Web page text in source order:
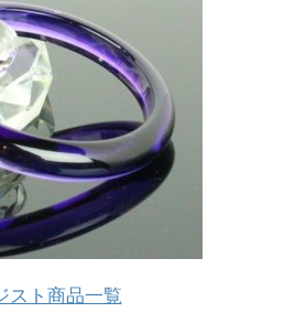
スト商品一覧